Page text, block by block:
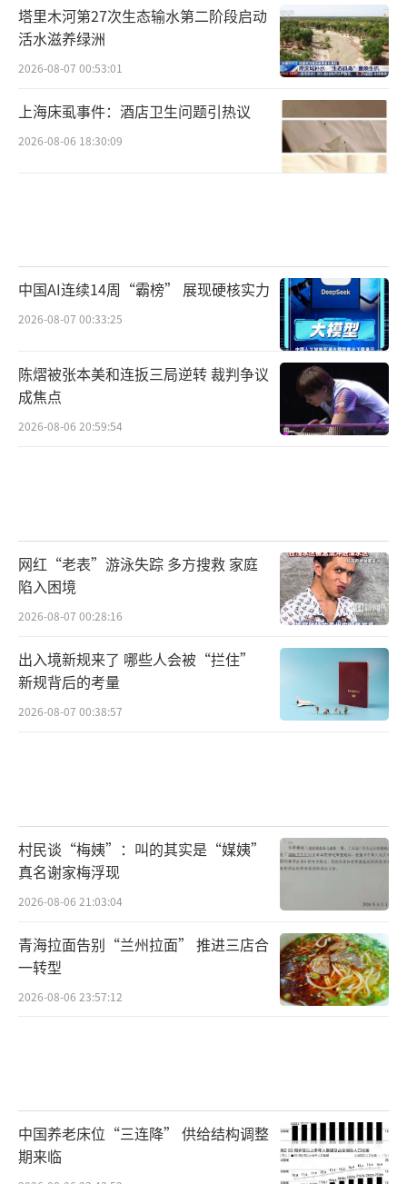
塔里木河第27次生态输水第二阶段启动
活水滋养绿洲
2026-08-07 00:53:01
上海床虱事件：酒店卫生问题引热议
2026-08-06 18:30:09
中国AI连续14周“霸榜” 展现硬核实力
2026-08-07 00:33:25
陈熠被张本美和连扳三局逆转 裁判争议
成焦点
2026-08-06 20:59:54
网红“老表”游泳失踪 多方搜救 家庭
陷入困境
2026-08-07 00:28:16
出入境新规来了 哪些人会被“拦住”
新规背后的考量
2026-08-07 00:38:57
村民谈“梅姨”：叫的其实是“媒姨”
真名谢家梅浮现
2026-08-06 21:03:04
青海拉面告别“兰州拉面” 推进三店合
一转型
2026-08-06 23:57:12
中国养老床位“三连降” 供给结构调整
期来临